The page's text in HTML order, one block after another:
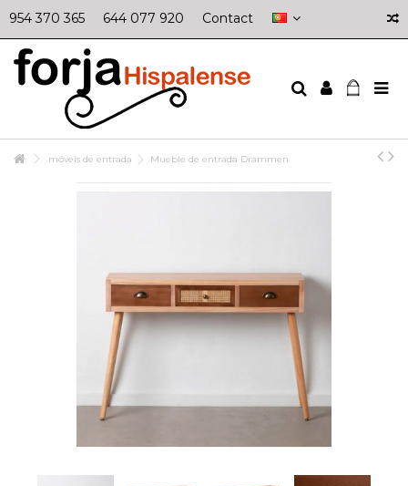
954 370 365 644 077 920 Contact
móveis de entrada Mueble de entrada Drammen